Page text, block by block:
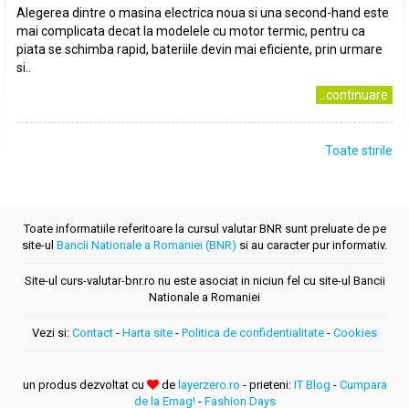
Alegerea dintre o masina electrica noua si una second-hand este
mai complicata decat la modelele cu motor termic, pentru ca
piata se schimba rapid, bateriile devin mai eficiente, prin urmare
si..
..continuare
Toate stirile
Toate informatiile referitoare la cursul valutar BNR sunt preluate de pe
site-ul Bancii Nationale a Romaniei (BNR) si au caracter pur informativ.
Site-ul curs-valutar-bnr.ro nu este asociat in niciun fel cu site-ul Bancii
Nationale a Romaniei
Vezi si: Contact - Harta site - Politica de confidentialitate - Cookies
un produs dezvoltat cu de layerzero.ro - prieteni: IT Blog - Cumpara
de la Emag!- Fashion Days